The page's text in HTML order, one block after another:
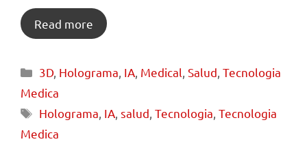
Read more
3D, Holograma IA Medical ,Salud ,Tecnologia
Medica
Holograma IA ,salud ,Tecnologia ,Tecnologia
Medica